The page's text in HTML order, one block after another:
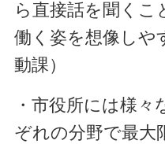
ら直接話を聞くこ
働く姿を想像しや
動課）
・市役所には様
ぞれの分野で最大